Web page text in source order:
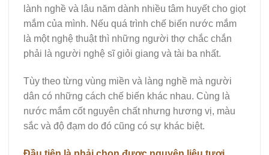
lành nghề và lâu năm dành nhiều tâm huyết cho giọt
mắm của mình. Nếu quá trình chế biến nước mắm
là một nghệ thuật thì những người thợ chắc chắn
phải là người nghệ sĩ giỏi giang và tài ba nhất.
Tùy theo từng vùng miền và làng nghề mà người
dân có những cách chế biến khác nhau. Cùng là
nước mắm cốt nguyên chất nhưng hương vị, màu
sắc và độ đạm do đó cũng có sự khác biệt.